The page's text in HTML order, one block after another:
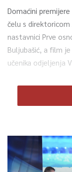
Domaćini
čelu s
nastavnici Prve
Buljubašić, a film
učenika odjeljenja
Premijeri su,
direktorica
direktori škola s
“Ovo je primjer